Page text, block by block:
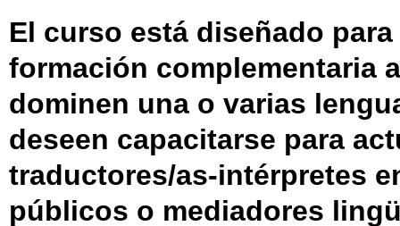
El curso está diseñado
formación complementaria
dominen una o varias
deseen capacitarse para
traductores/as-intérpretes
públicos o mediadores